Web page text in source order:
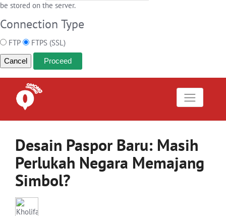
be stored on the server.
Connection Type
FTP FTPS (SSL)
Cancel
Desain Paspor Baru: Masih
Perlukah Negara Memajang
Simbol?